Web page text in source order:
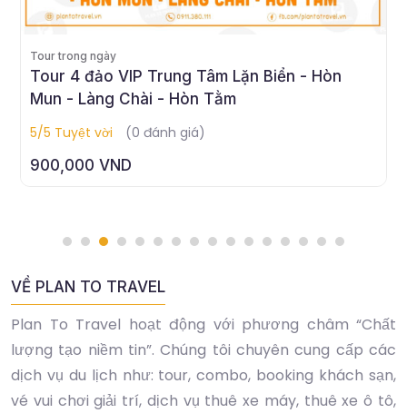
Tour trong ngày
Tour Bình Ba
5/5 Tuyệt vời
(0 đánh giá)
840,000 VND
VỀ PLAN TO TRAVEL
Plan To Travel hoạt động với phương châm “Chất
lượng tạo niềm tin”. Chúng tôi chuyên cung cấp các
dịch vụ du lịch như: tour, combo, booking khách sạn,
vé vui chơi giải trí, dịch vụ thuê xe máy, thuê xe ô tô,